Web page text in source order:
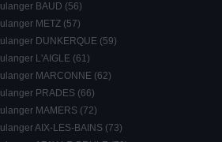
BAUD (56)
METZ (57)
DUNKERQUE (59)
L'AIGLE (61)
MARCONNE (62)
PRADES (66)
MAMERS (72)
AIX-LES-BAINS (73)